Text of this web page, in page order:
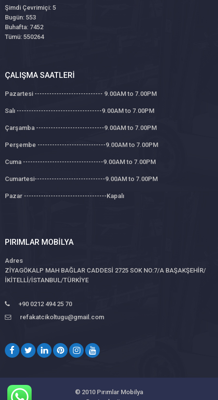
Şimdi Çevrimiçi: 5
Bugün: 553
Buhafta: 7452
Tümü: 550264
ÇALIŞMA SAATLERI
Pazartesi ---------------------------- 9.00AM to 7.00PM
Salı -----------------------------------9.00AM to 7.00PM
Çarşamba ----------------------------9.00AM to 7.00PM
Perşembe ----------------------------9.00AM to 7.00PM
Cuma ---------------------------------9.00AM to 7.00PM
Cumartesi-----------------------------9.00AM to 7.00PM
Pazar ----------------------------------Kapalı
PIRIMLAR MOBILYA
Adres
ZİYAGÖKALP MAH BAĞLAR CADDESİ 2725 SOK NO:7/A BAŞAKŞEHİR/
İKİTELLİ/İSTANBUL/TÜRKİYE
+90 0212 494 25 70
refakatcikoltugu@gmail.com
© 2010 Pırımlar Mobilya